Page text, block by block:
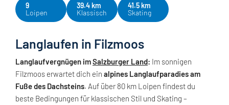
9
Loipen
39.4 km
Klassisch
41.5 km
Skating
Langlaufen in Filzmoos
Langlaufvergnügen imSalzburger Land: Im sonnigen
Filzmoos erwartet dich ein alpines Langlaufparadies am
Fuße des Dachsteins. Auf über 80 km Loipen findest du
beste Bedingungen für klassischen Stil und Skating –